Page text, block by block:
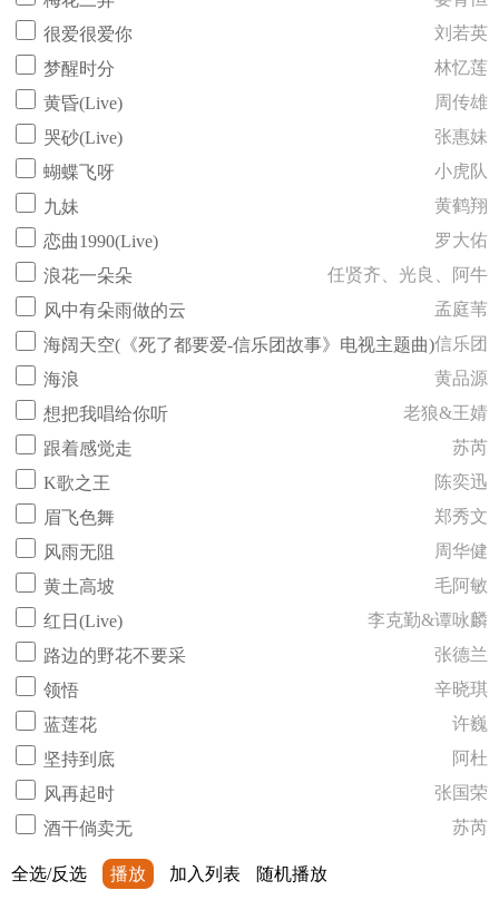
很爱很爱你
刘若英
梦醒时分
林忆莲
黄昏(Live)
周传雄
哭砂(Live)
张惠妹
蝴蝶飞呀
小虎队
九妹
黄鹤翔
恋曲1990(Live)
罗大佑
浪花一朵朵
任贤齐、光良、阿牛
风中有朵雨做的云
孟庭苇
海阔天空(《死了都要爱-信乐团故事》电视主题曲)信乐团
海浪
黄品源
想把我唱给你听
老狼&王婧
跟着感觉走
苏芮
K歌之王
陈奕迅
眉飞色舞
郑秀文
风雨无阻
周华健
黄土高坡
毛阿敏
红日(Live)
李克勤&谭咏麟
路边的野花不要采
张德兰
领悟
辛晓琪
蓝莲花
许巍
坚持到底
阿杜
风再起时
张国荣
酒干倘卖无
苏芮
全选/反选 播放 加入列表 随机播放